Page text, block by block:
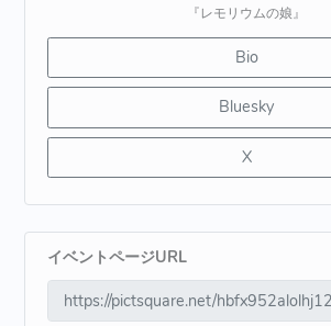
『レモリウムの娘』
Bio
Bluesky
X
イベントページURL